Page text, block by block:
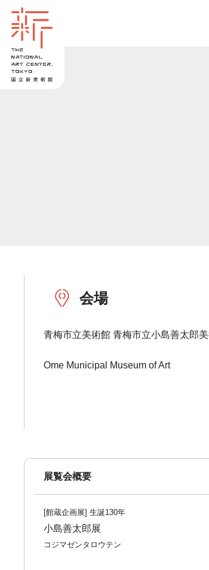
会場
青梅市立美術館 青梅市立小島善太郎
Ome Municipal Museum of Art
展覧会概要
[館蔵企画展] 生誕130年
小島善太郎展
コジマゼンタロウテン